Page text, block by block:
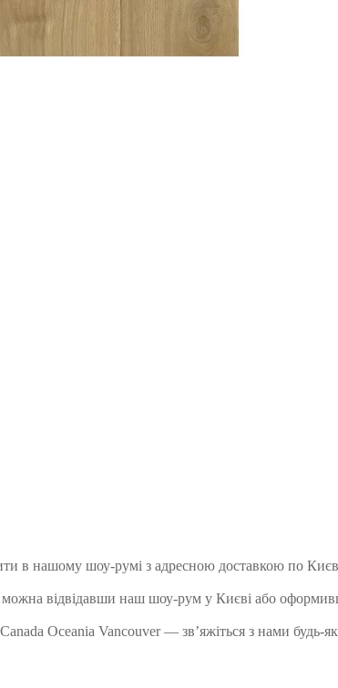
в нашому шоу-румі з адресною доставкою по
відвідавши наш шоу-рум у Києві або
Oceania Vancouver — зв’яжіться з нами будь-